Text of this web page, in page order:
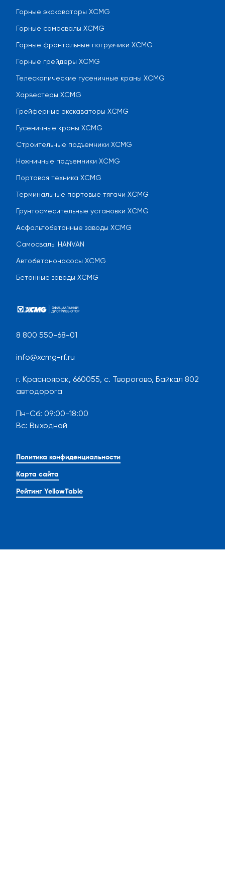
8 800 550-68-01
info@xcmg-rf.ru
г. Красноярск, 660055, с. Творогово, Байкал 802
автодорога
Пн-Сб: 09:00-18:00
Вс: Выходной
Политика конфиденциальности
Карта сайта
Рейтинг YellowTable
Горные экскаваторы XCMG
Горные самосвалы XCMG
Горные фронтальные погрузчики XCMG
Горные грейдеры XCMG
Телескопические гусеничные краны XCMG
Харвестеры XCMG
Грейферные экскаваторы XCMG
Гусеничные краны XCMG
Строительные подъемники XCMG
Ножничные подъемники XCMG
Портовая техника XCMG
Терминальные портовые тягачи XCMG
Грунтосмесительные установки XCMG
Асфальтобетонные заводы XCMG
Самосвалы HANVAN
Автобетононасосы XCMG
Бетонные заводы XCMG